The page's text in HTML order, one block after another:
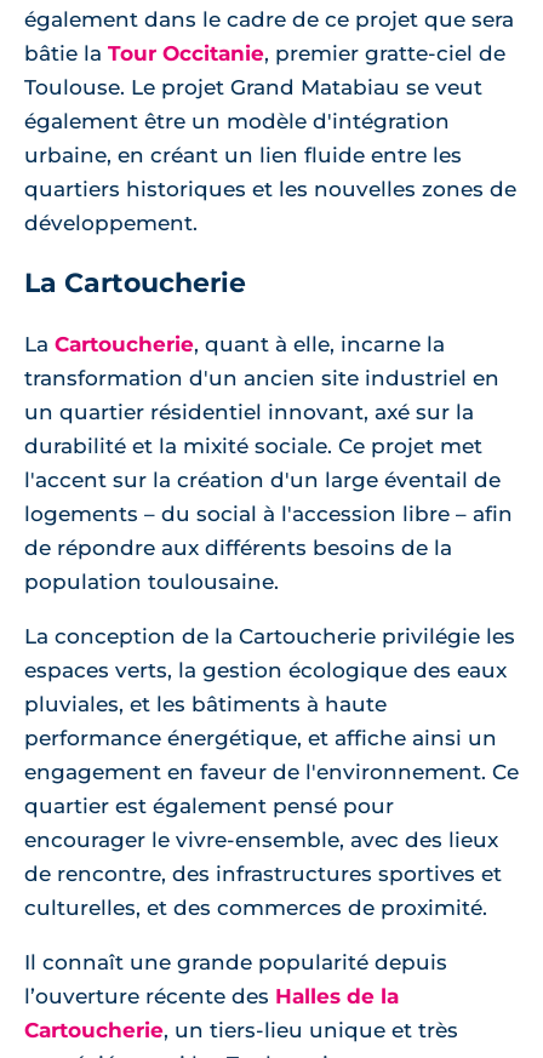
également dans le cadre de ce projet que sera
bâtie la Tour Occitanie, premier gratte-ciel de
Toulouse. Le projet Grand Matabiau se veut
également être un modèle d'intégration
urbaine, en créant un lien fluide entre les
quartiers historiques et les nouvelles zones de
développement.
La Cartoucherie
La Cartoucherie, quant à elle, incarne la
transformation d'un ancien site industriel en
un quartier résidentiel innovant, axé sur la
durabilité et la mixité sociale. Ce projet met
l'accent sur la création d'un large éventail de
logements – du social à l'accession libre – afin
de répondre aux différents besoins de la
population toulousaine.
La conception de la Cartoucherie privilégie les
espaces verts, la gestion écologique des eaux
pluviales, et les bâtiments à haute
performance énergétique, et affiche ainsi un
engagement en faveur de l'environnement. Ce
quartier est également pensé pour
encourager le vivre-ensemble, avec des lieux
de rencontre, des infrastructures sportives et
culturelles, et des commerces de proximité.
Il connaît une grande popularité depuis
l’ouverture récente des Halles de la
Cartoucherie, un tiers-lieu unique et très